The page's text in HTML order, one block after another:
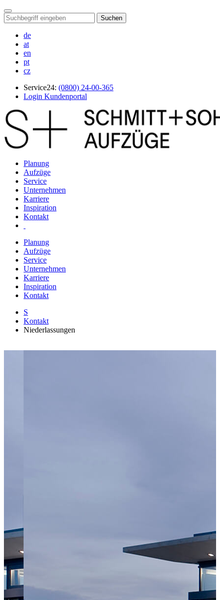
Suchen
de
at
en
pt
cz
Service24: (0800) 24-00-365
Login Kundenportal
Planung
Aufzüge
Service
Unternehmen
Karriere
Inspiration
Kontakt
Planung
Aufzüge
Service
Unternehmen
Karriere
Inspiration
Kontakt
S
Kontakt
Niederlassungen